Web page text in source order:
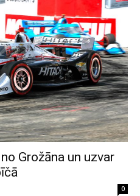
Grožāna un uzvar
0